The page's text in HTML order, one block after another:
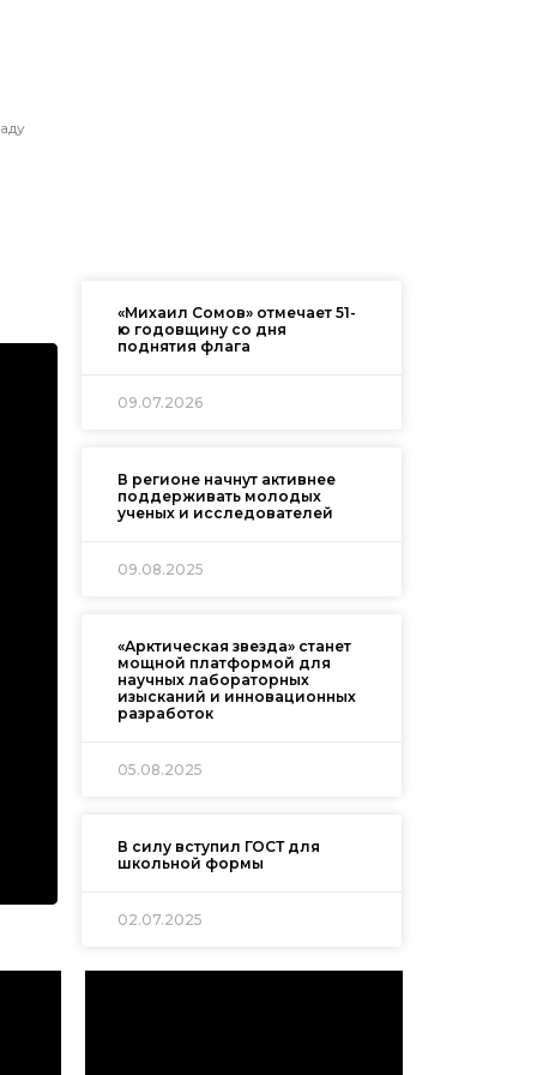
«Михаил Сомов» отмечает 51-
ю годовщину со дня
поднятия флага
09.07.2026
В регионе начнут активнее
поддерживать молодых
ученых и исследователей
09.08.2025
«Арктическая звезда» станет
мощной платформой для
научных лабораторных
изысканий и инновационных
разработок
05.08.2025
В силу вступил ГОСТ для
школьной формы
02.07.2025